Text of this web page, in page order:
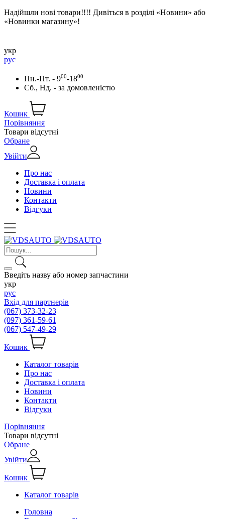
Надійшли нові товари!!!! Дивіться в розділі «Новини» або
«Новинки магазину»!
укр
рус
Пн.-Пт. - 900-1800
Сб., Нд. - за домовленістю
Кошик
Порівняння
Товари відсутні
Обране
Увійти
Про нас
Доставка і оплата
Новини
Контакти
Відгуки
Введіть назву або номер запчастини
укр
рус
Вхід для партнерів
(067) 373-32-23
(097) 361-59-61
(067) 547-49-29
Кошик
Каталог товарів
Про нас
Доставка і оплата
Новини
Контакти
Відгуки
Порівняння
Товари відсутні
Обране
Увійти
Кошик
Каталог товарів
Головна